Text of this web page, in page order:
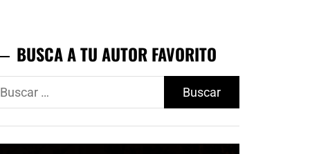
BUSCA A TU AUTOR FAVORITO